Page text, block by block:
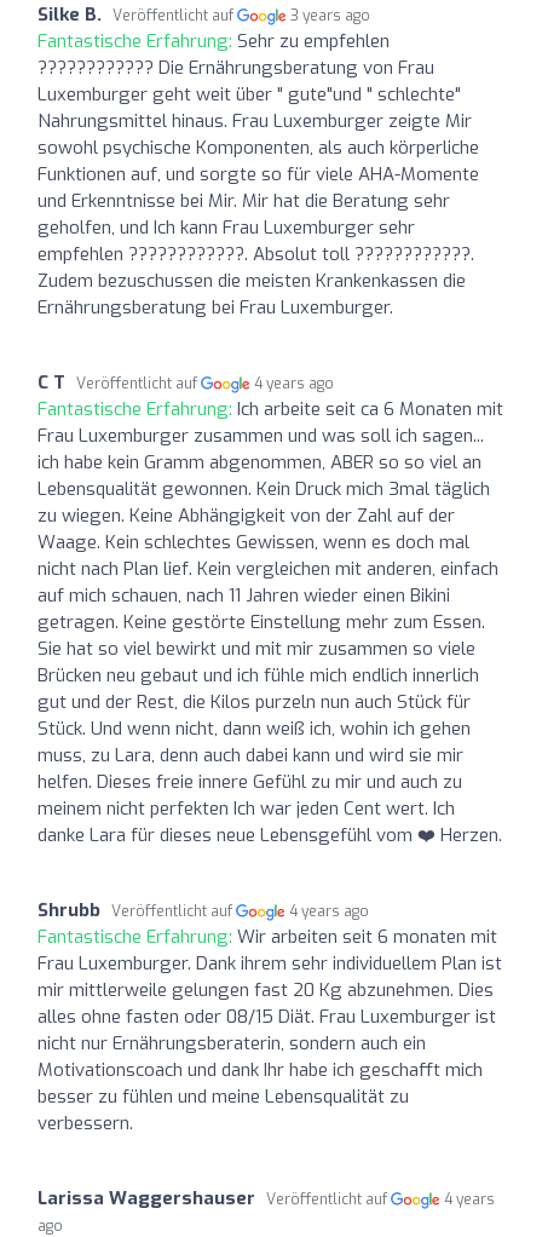
Silke B. Veröffentlicht auf 3 years ago
Fantastische Erfahrung: Sehr zu empfehlen
???????????? Die Ernährungsberatung von Frau
Luxemburger geht weit über " gute"und " schlechte"
Nahrungsmittel hinaus. Frau Luxemburger zeigte Mir
sowohl psychische Komponenten, als auch körperliche
Funktionen auf, und sorgte so für viele AHA-Momente
und Erkenntnisse bei Mir. Mir hat die Beratung sehr
geholfen, und Ich kann Frau Luxemburger sehr
empfehlen ????????????. Absolut toll ????????????.
Zudem bezuschussen die meisten Krankenkassen die
Ernährungsberatung bei Frau Luxemburger.
C T Veröffentlicht auf 4 years ago
Fantastische Erfahrung: Ich arbeite seit ca 6 Monaten mit
Frau Luxemburger zusammen und was soll ich sagen...
ich habe kein Gramm abgenommen, ABER so so viel an
Lebensqualität gewonnen. Kein Druck mich 3mal täglich
zu wiegen. Keine Abhängigkeit von der Zahl auf der
Waage. Kein schlechtes Gewissen, wenn es doch mal
nicht nach Plan lief. Kein vergleichen mit anderen, einfach
auf mich schauen, nach 11 Jahren wieder einen Bikini
getragen. Keine gestörte Einstellung mehr zum Essen.
Sie hat so viel bewirkt und mit mir zusammen so viele
Brücken neu gebaut und ich fühle mich endlich innerlich
gut und der Rest, die Kilos purzeln nun auch Stück für
Stück. Und wenn nicht, dann weiß ich, wohin ich gehen
muss, zu Lara, denn auch dabei kann und wird sie mir
helfen. Dieses freie innere Gefühl zu mir und auch zu
meinem nicht perfekten Ich war jeden Cent wert. Ich
danke Lara für dieses neue Lebensgefühl vom ❤️ Herzen.
Shrubb Veröffentlicht auf 4 years ago
Fantastische Erfahrung: Wir arbeiten seit 6 monaten mit
Frau Luxemburger. Dank ihrem sehr individuellem Plan ist
mir mittlerweile gelungen fast 20 Kg abzunehmen. Dies
alles ohne fasten oder 08/15 Diät. Frau Luxemburger ist
nicht nur Ernährungsberaterin, sondern auch ein
Motivationscoach und dank Ihr habe ich geschafft mich
besser zu fühlen und meine Lebensqualität zu
verbessern.
Larissa Waggershauser Veröffentlicht auf
4 years
ago